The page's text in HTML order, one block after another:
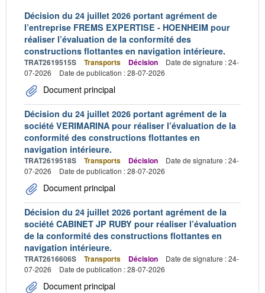
Décision du 24 juillet 2026 portant agrément de
l’entreprise FREMS EXPERTISE - HOENHEIM pour
réaliser l’évaluation de la conformité des
constructions flottantes en navigation intérieure.
TRAT2619515S Transports Décision
Date de signature : 24-
07-2026
Date de publication : 28-07-2026
Document principal
Décision du 24 juillet 2026 portant agrément de la
société VERIMARINA pour réaliser l’évaluation de la
conformité des constructions flottantes en
navigation intérieure.
TRAT2619518S Transports Décision
Date de signature : 24-
07-2026
Date de publication : 28-07-2026
Document principal
Décision du 24 juillet 2026 portant agrément de la
société CABINET JP RUBY pour réaliser l’évaluation
de la conformité des constructions flottantes en
navigation intérieure.
TRAT2616606S Transports Décision
Date de signature : 24-
07-2026
Date de publication : 28-07-2026
Document principal